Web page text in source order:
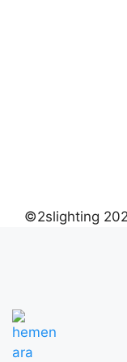
©2slighting